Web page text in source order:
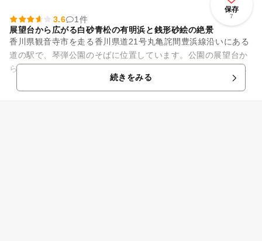
保存
7
3.6
1件
展望台から広がる白砂青松の有明浜と銭形砂絵の絶景
香川県観音寺市を走る香川県道21号丸亀詫間豊浜線沿いにある
道の駅で、琴弾公園のそばに位置しています。公園の展望台か
らは白砂青松の有明浜と銭形砂絵の絶景が広がります。実際に
は楕円形の銭形が、敷地内...続きをみる